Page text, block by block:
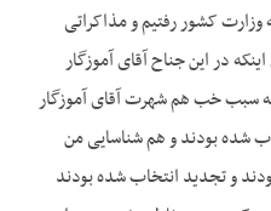
کشور رفتیم و مذاکراتی
در این جناح آقای آموزگار
به سبب خب هم شهرت آقای آموزگار
شده بودند و هم شناسایی من
و تجدید انتخاب شده بودند